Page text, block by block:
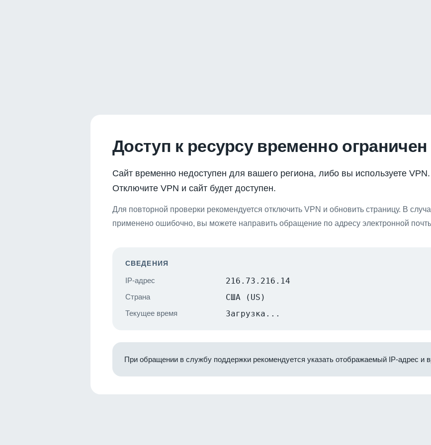
Доступ к ресурсу временно ограничен
Сайт временно недоступен для вашего региона, либо вы используете VPN.
Отключите VPN и сайт будет доступен.
Для повторной проверки рекомендуется отключить VPN и обновить страницу. В
применено ошибочно, вы можете направить обращение по адресу электронной
СВЕДЕНИЯ
IP-адрес 216.73.216.14
Страна США (US)
Текущее время Загрузка...
При обращении в службу поддержки рекомендуется указать отображаемый IP-адрес и